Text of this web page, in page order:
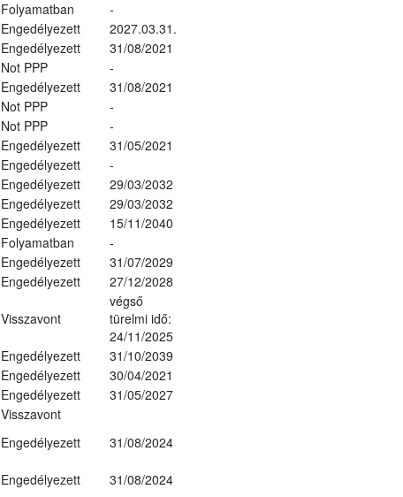
Folyamatban
-
Engedélyezett
2027.03.31.
Engedélyezett
31/08/2021
Not PPP
-
Engedélyezett
31/08/2021
Not PPP
-
Not PPP
-
Engedélyezett
31/05/2021
Engedélyezett
-
Engedélyezett
29/03/2032
Engedélyezett
29/03/2032
Engedélyezett
15/11/2040
Folyamatban
-
Engedélyezett
31/07/2029
Engedélyezett 27/12/2028
Visszavont
végső
türelmi idő:
24/11/2025
Engedélyezett
31/10/2039
Engedélyezett
30/04/2021
Engedélyezett
31/05/2027
Visszavont
Engedélyezett 31/08/2024
Engedélyezett
31/08/2024